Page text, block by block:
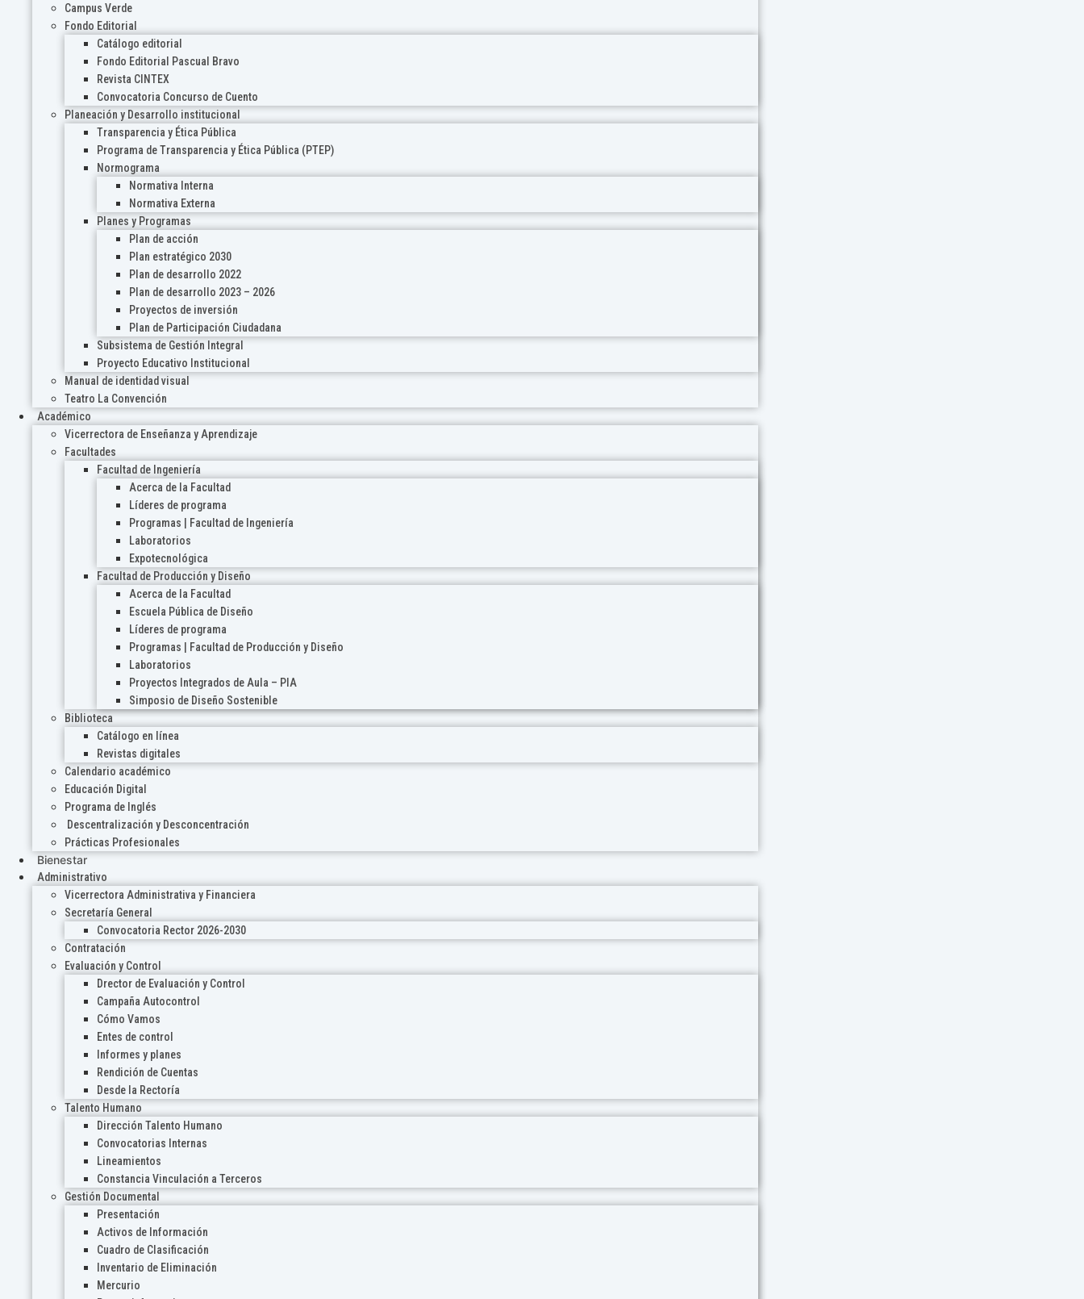
Campus Verde
Fondo Editorial
Catálogo editorial
Fondo Editorial Pascual Bravo
Revista CINTEX
Convocatoria Concurso de Cuento
Planeación y Desarrollo institucional
Transparencia y Ética Pública
Programa de Transparencia y Ética Pública (PTEP)
Normograma
Normativa Interna
Normativa Externa
Planes y Programas
Plan de acción
Plan estratégico 2030
Plan de desarrollo 2022
Plan de desarrollo 2023 – 2026
Proyectos de inversión
Plan de Participación Ciudadana
Subsistema de Gestión Integral
Proyecto Educativo Institucional
Manual de identidad visual
Teatro La Convención
Académico
Vicerrectora de Enseñanza y Aprendizaje
Facultades
Facultad de Ingeniería
Acerca de la Facultad
Líderes de programa
Programas | Facultad de Ingeniería
Laboratorios
Expotecnológica
Facultad de Producción y Diseño
Acerca de la Facultad
Escuela Pública de Diseño
Líderes de programa
Programas | Facultad de Producción y Diseño
Laboratorios
Proyectos Integrados de Aula – PIA
Simposio de Diseño Sostenible
Biblioteca
Catálogo en línea
Revistas digitales
Calendario académico
Educación Digital
Programa de Inglés
Descentralización y Desconcentración
Prácticas Profesionales
Bienestar
Administrativo
Vicerrectora Administrativa y Financiera
Secretaría General
Convocatoria Rector 2026-2030
Contratación
Evaluación y Control
Drector de Evaluación y Control
Campaña Autocontrol
Cómo Vamos
Entes de control
Informes y planes
Rendición de Cuentas
Desde la Rectoría
Talento Humano
Dirección Talento Humano
Convocatorias Internas
Lineamientos
Constancia Vinculación a Terceros
Gestión Documental
Presentación
Activos de Información
Cuadro de Clasificación
Inventario de Eliminación
Mercurio